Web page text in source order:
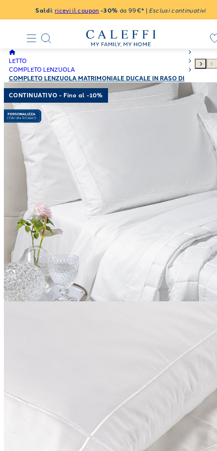
Saldi: ricevi il coupon -30% da 99€* | Esclusi continuativi
LETTO
COMPLETO LENZUOLA
COMPLETO LENZUOLA MATRIMONIALE DUCALE IN RASO DI
COTONE 260X290
CONTINUATIVO - Fino al -10%